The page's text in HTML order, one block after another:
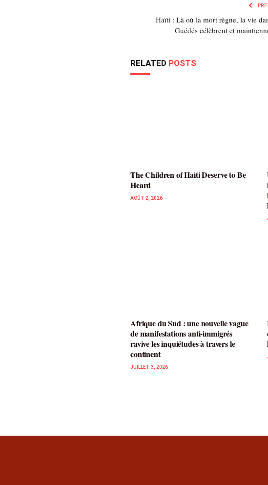
Haïti : Là où la mort règne, la vie
Guédés célèbrent et
RELATED POSTS
The Children of Haiti Deserve to Be
Heard
AOÛT 2, 2026
Afrique du Sud : une nouvelle vague
de manifestations anti-immigrés
ravive les inquiétudes à travers le
continent
JUILLET 3, 2026